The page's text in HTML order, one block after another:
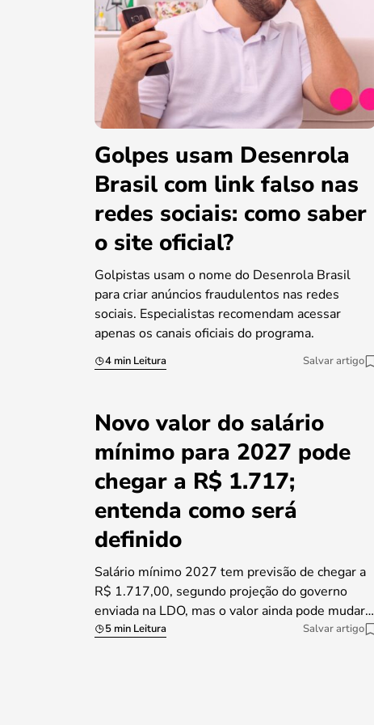
Golpes usam Desenrola
Brasil com link falso nas
redes sociais: como saber
o site oficial?
Golpistas usam o nome do Desenrola Brasil
para criar anúncios fraudulentos nas redes
sociais. Especialistas recomendam acessar
apenas os canais oficiais do programa.
4 min Leitura Salvar artigo
Novo valor do salário
mínimo para 2027 pode
chegar a R$ 1.717;
entenda como será
definido
Salário mínimo 2027 tem previsão de chegar a
R$ 1.717,00, segundo projeção do governo
enviada na LDO, mas o valor ainda pode mudar…
5 min Leitura Salvar artigo